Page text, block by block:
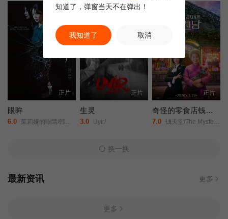
正片
眼眸
6.0 茱莉娅的眼睛/韩版/Eyes/
正片
生灵
3.0 Uyir/
正片
奇怪的零食店钱天堂
7.0 钱天堂/The Mysterious Candy Store/
换一换
最新资讯 更多
更多
知道了，弹窗当天不在弹出！
我知道了 取消